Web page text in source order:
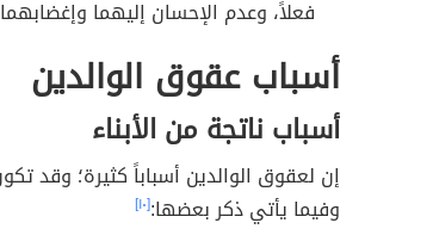
فعلاً، وعدم الإحسان إليهما
أسباب عقوق الوالدين
أسباب ناتجة من الأبناء
إن لعقوق الوالدين أسباباً كثيرة؛ وقد
وفيما يأتي ذكر بعضها:[١٠]